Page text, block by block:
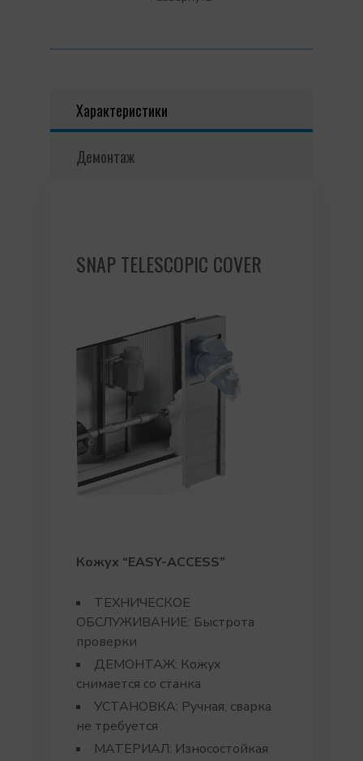
Характеристики
Демонтаж
SNAP TELESCOPIC COVER
Кожух “EASY-ACCESS”
ТЕХНИЧЕСКОЕ
ОБСЛУЖИВАНИЕ: Быстрота
проверки
ДЕМОНТАЖ: Кожух
снимается со станка
УСТАНОВКА: Ручная, сварка
не требуется
МАТЕРИАЛ: Износостойкая